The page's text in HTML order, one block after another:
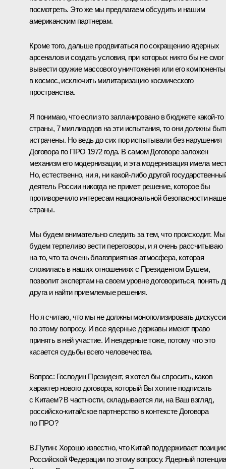
посмотреть. Это же мы предлагаем обсудить и нашим
американским партнерам.
Кроме того, дальше продвигаться по сокращению ядерных
арсеналов и создать условия, при которых никто бы не смог
вывести оружие массового уничтожения или его компоненты
в космос, исключить милитаризацию космического
пространства.
Я понимаю, что если это запланировано в бюджете какой‑то
страны, 7 миллиардов на эти испытания, то они должны
истрачены. Но ведь до сих пор испытывали без нарушения
Договора по ПРО 1972 года. В самом Договоре заложен
механизм его модернизации, и эта модернизация имела
Но, естественно, ни я, ни какой‑либо другой
деятель России никогда не примет решение, которое бы
противоречило интересам национальной безопасности
страны.
Мы будем внимательно следить за тем, что происходит. Мы
будем терпеливо вести переговоры, и я очень рассчитываю
на то, что та очень благоприятная атмосфера, которая
сложилась в наших отношениях с Президентом Бушем,
позволит экспертам на своем уровне договориться, понять
друга и найти приемлемые решения.
Но я считаю, что мы не должны монополизировать
по этому вопросу. И все ядерные державы имеют право
принять в ней участие. И неядерные тоже, потому что это
касается судьбы всего человечества.
Вопрос: Господин Президент, я хотел бы спросить, каков
характер нового договора, который Вы хотите подписать
с Китаем? В частности, складывается ли, на Ваш взгляд,
российско-китайское партнерство в контексте Договора
по ПРО?
В.Путин: Хорошо известно, что Китай поддерживает
Российской Федерации по этому вопросу. Ядерный